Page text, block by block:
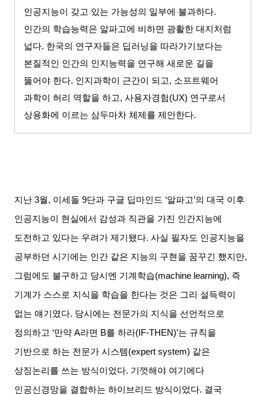
인공지능이 갖고 있는 가능성의 일부에 불과하다.
인간의 학습능력은 알파고에 비하면 광활한 대지처럼
넓다. 한국의 연구자들은 딥러닝을 따라가기보다는
본질적인 인간의 인지능력을 연구해 새로운 길을
뚫어야 한다. 인지과학이 근간이 되고, 소프트웨어
과학이 허리 역할을 하고,사용자경험(UX) 연구로서
상용화에 이르는 삼두마차 체제를 제안한다.
지난 3월, 이세돌 9단과 구글 딥마인드 ‘알파고’의 대국 이후
인공지능이 현실에서 감성과 직관을 가진 인간지능에
도전하고 있다는 우려가 제기됐다.사실 필자도 인공지능을
공부하던 시기에는 인간 같은 지능의 구현을 꿈꾸긴 했지만,
그럼에도 불구하고 당시엔 기계학습(machine learning), 즉
기계가 스스로 지식을 학습을 한다는 것은 그리 설득력이
없는 얘기였다. 당시에는 전문가의 지식을 선언적으로
정의하고 ‘만약 A라면 B를 하라(IF-THEN)’는 규칙을
기반으로 하는 전문가 시스템(expert system) 같은
상징논리를 쓰는 방식이었다. 기껏해야 여기에다
인공신경망을 결합하는 하이브리드 방식이었다. 결국